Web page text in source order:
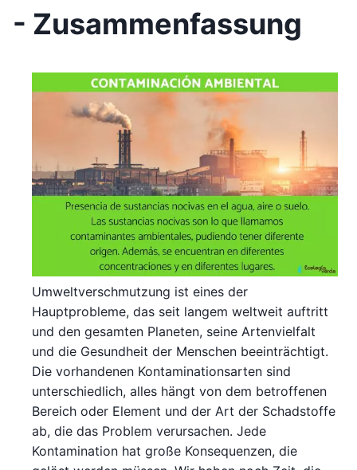
- Zusammenfassung
Umweltverschmutzung ist eines der
Hauptprobleme, das seit langem weltweit auftritt
und den gesamten Planeten, seine Artenvielfalt
und die Gesundheit der Menschen beeinträchtigt.
Die vorhandenen Kontaminationsarten sind
unterschiedlich, alles hängt von dem betroffenen
Bereich oder Element und der Art der Schadstoffe
ab, die das Problem verursachen. Jede
Kontamination hat große Konsequenzen, die